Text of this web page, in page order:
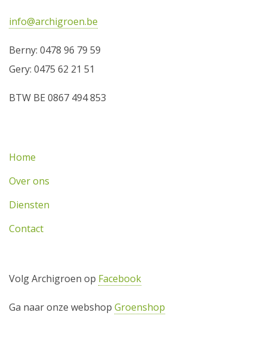
info@archigroen.be
Berny: 0478 96 79 59
Gery: 0475 62 21 51
BTW ​BE 0867 494 853
Home
Over ons
Diensten
Contact
Volg Archigroen op Facebook
Ga naar onze webshop Groenshop